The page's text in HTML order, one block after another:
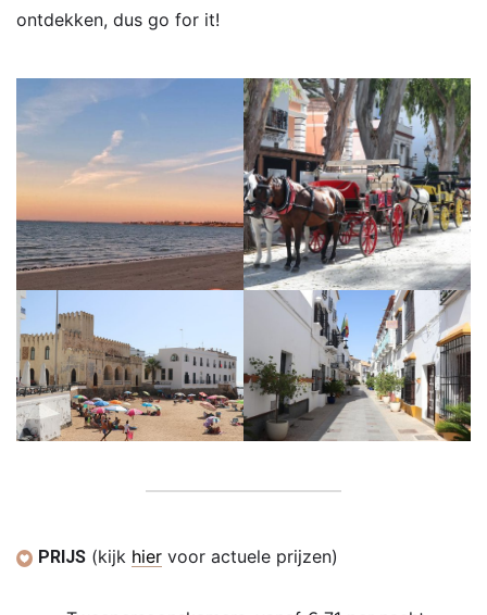
ontdekken, dus go for it!
PRIJS (kijk hier voor actuele prijzen)